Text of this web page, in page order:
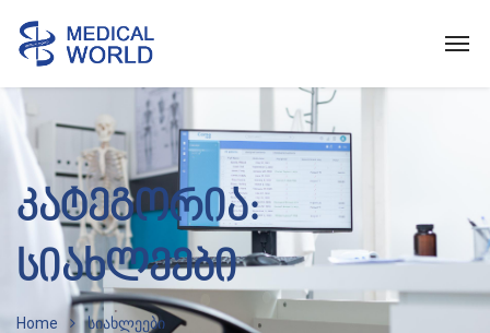
კატეგორია:
სიახლეები
Home სიახლეები